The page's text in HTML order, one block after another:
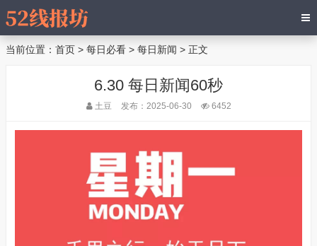
当前位置： 首页 > 每日必看 > 每日新闻 > 正文
6.30 每日新闻60秒
土豆 发布：2025-06-30 6452